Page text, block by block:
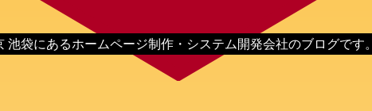
池袋にあるホームページ制作・システム開発会社のブログです。